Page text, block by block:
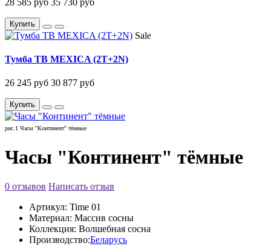
Купить
Sale
Тумба ТВ MEXICA (2T+2N)
26 245 руб 30 877 руб
Купить
рис.1 Часы "Континент" тёмные
Часы "Континент" тёмные
0 отзывов Написать отзыв
Артикул: Time 01
Материал: Массив сосны
Коллекция: Волшебная сосна
Производство:Беларусь